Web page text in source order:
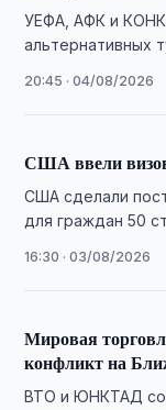
УЕФА, АФК и
альтернативных
президента ФИФА.
20:45 · 04/08/2026
США ввели
США сделали
для граждан 50
16:30 · 03/08/2026
Мировая
конфликт на
ВТО и ЮНКТАД